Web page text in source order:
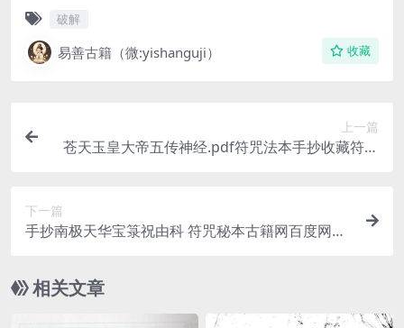
破解
易善古籍（微:yishanguji） 收藏
上一篇
苍天玉皇大帝五传神经.pdf符咒法本手抄收藏符书
下一篇
手抄南极天华宝箓祝由科 符咒秘本古籍网百度网盘
相关文章